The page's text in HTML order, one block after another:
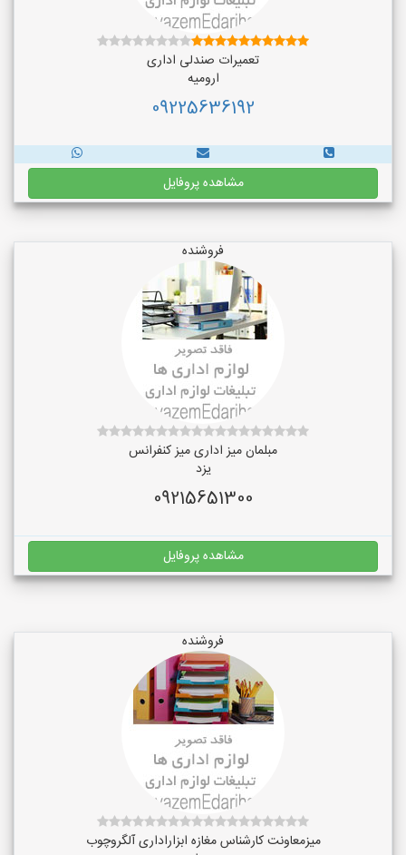
تعمیرات صندلی اداری
ارومیه
09225636192
مشاهده پروفایل
فروشنده
مبلمان میز اداری میز کنفرانس
یزد
09215651300
مشاهده پروفایل
فروشنده
میزمعاونت کارشناس مغازه ابزاراداری آلگروچوب